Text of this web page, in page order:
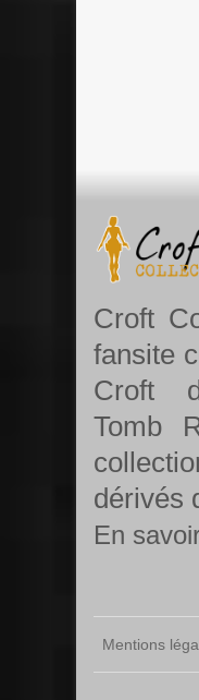
Croft
fansite
Croft
Tomb
dérivés
En
Mentions